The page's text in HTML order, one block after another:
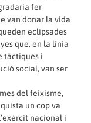
fer
van donar la vida
eclipsades
que, en la línia
tàctiques i
social, van ser
del feixisme,
un cop va
nacional i